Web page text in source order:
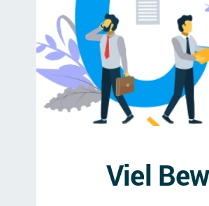
Viel